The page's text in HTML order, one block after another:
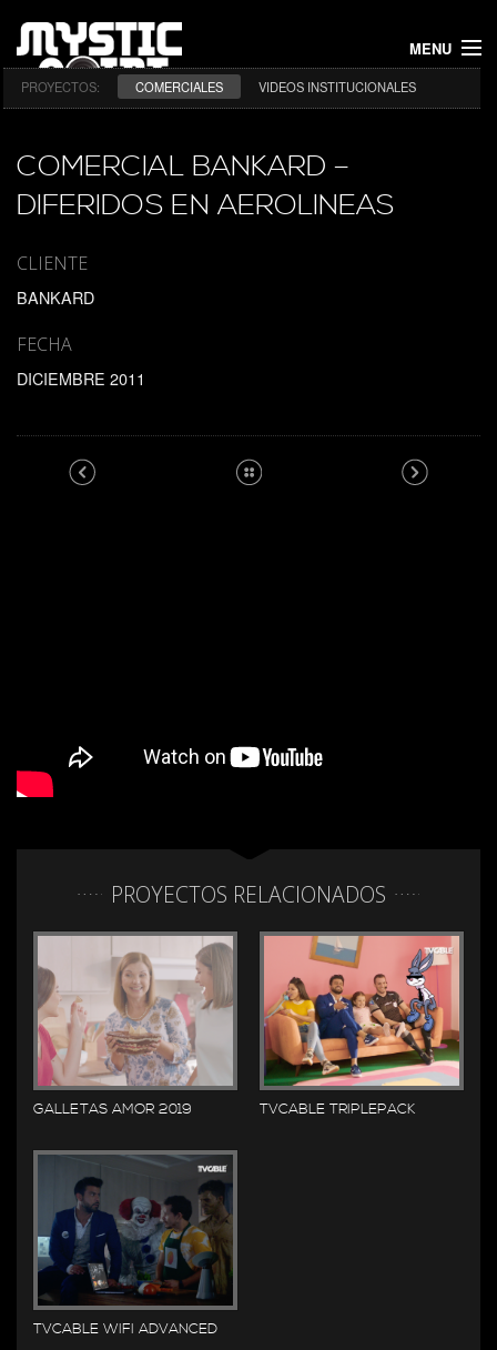
MENU
INICIO
PROYECTOS
NOSOTROS
PROYECTOS: COMERCIALES VIDEOS INSTITUCIONALES
COMERCIAL BANKARD –
DIFERIDOS EN AEROLINEAS
CLIENTE
BANKARD
FECHA
DICIEMBRE 2011
PROYECTOS RELACIONADOS
GALLETAS AMOR 2019 TVCABLE TRIPLEPACK
TVCABLE WIFI ADVANCED